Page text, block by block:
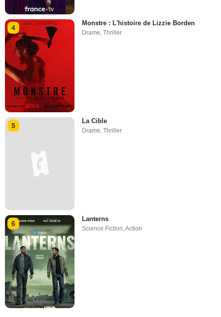
4
Monstre : L'histoire de Lizzie Borden
Drame ,Thriller
5
La Cible
Drame,Thriller
6
Lanterns
Science Fiction,Action